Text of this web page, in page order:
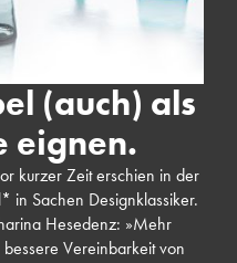
(auch) als
eignen.
kurzer Zeit erschien in der
in Sachen Designklassiker.
Hesedenz: »Mehr
Vereinbarkeit von